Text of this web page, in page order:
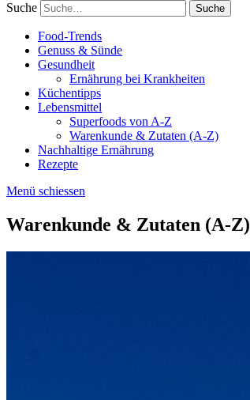
Suche
Food-Trends
Genuss & Sünde
Gesundheit
Ernährung bei Krankheiten
Küchentipps
Lebensmittel
Superfoods von A-Z
Warenkunde & Zutaten (A-Z)
Nachhaltige Ernährung
Rezepte
Menü schiessen
Warenkunde & Zutaten (A-Z)